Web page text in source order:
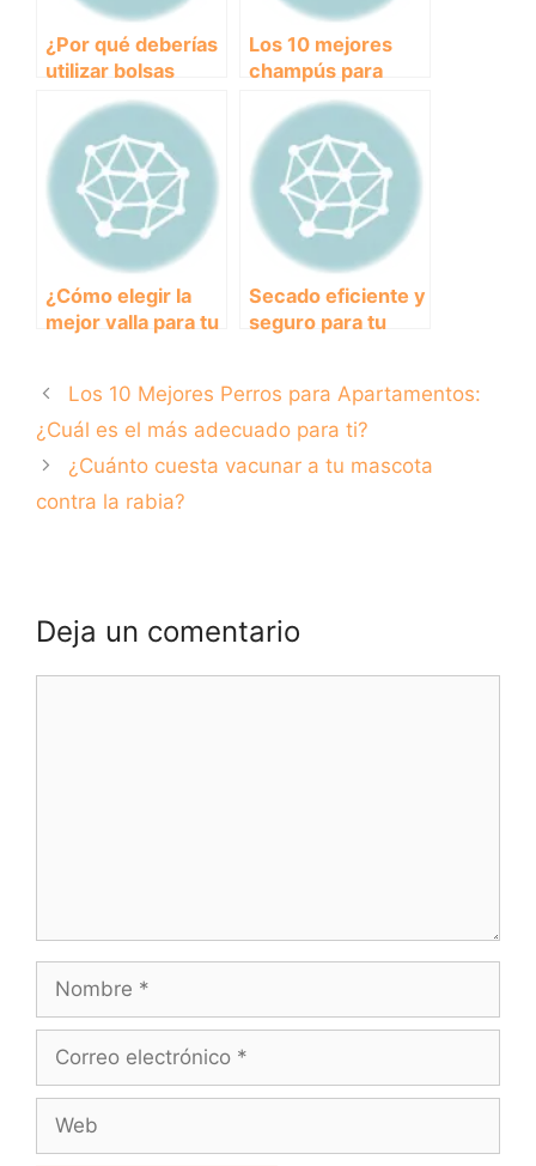
¿Por qué deberías
utilizar bolsas
biodegradables
para recolectar los
desechos de tu
perro? Descubre
sus beneficios.
Los 10 mejores
champús para
cuidar la piel de tu
perro
¿Cómo elegir la
mejor valla para tu
Secado eficiente y
seguro para tu
secador?
Los 10 Mejores Perros para Apartamentos:
¿Cuál es el más adecuado para ti?
¿Cuánto cuesta vacunar a tu mascota
contra la rabia?
Deja un comentario